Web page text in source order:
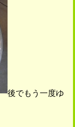
後でもう一度ゆ